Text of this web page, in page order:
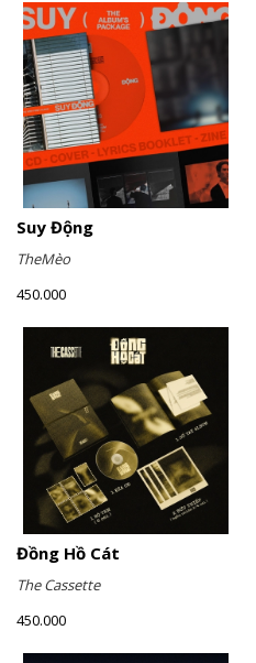
Suy Động
TheMèo
450.000
Đồng Hồ Cát
The Cassette
450.000